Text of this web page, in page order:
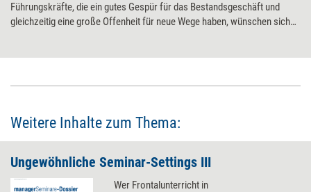
Führungskräfte, die ein gutes Gespür für das Bestandsgeschäft und
gleichzeitig eine große Offenheit für neue Wege haben, wünschen sich
Weitere Inhalte zum Thema:
Ungewöhnliche Seminar-Settings III
Wer Frontalunterricht in